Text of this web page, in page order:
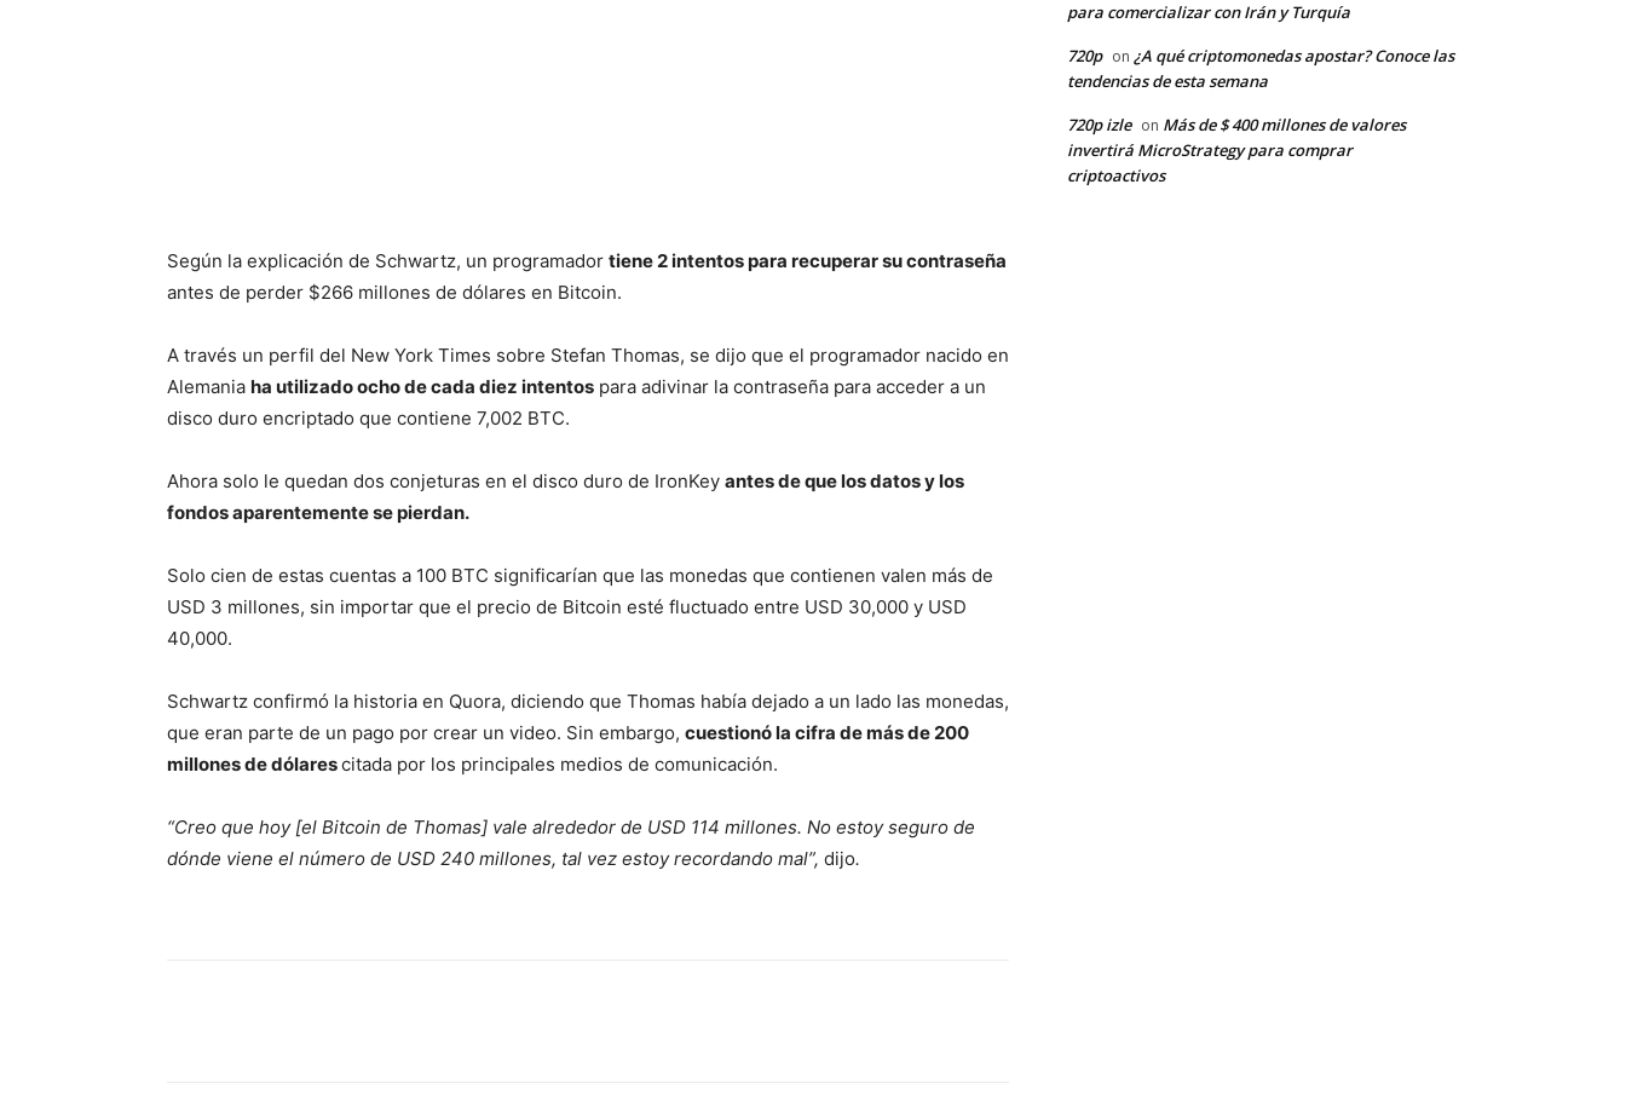
Según la explicación de Schwartz, un programador tiene 2 intentos para recuperar su contraseña
antes de perder $266 millones de dólares en Bitcoin.
A través un perfil del New York Times sobre Stefan Thomas, se dijo que el programador nacido en
Alemania ha utilizado ocho de cada diez intentos para adivinar la contraseña para acceder a un
disco duro encriptado que contiene 7,002 BTC.
Ahora solo le quedan dos conjeturas en el disco duro de IronKey antes de que los datos y los
fondos aparentemente se pierdan.
Solo cien de estas cuentas a 100 BTC significarían que las monedas que contienen valen más de
USD 3 millones, sin importar que el precio de Bitcoin esté fluctuado entre USD 30,000 y USD
40,000.
Schwartz confirmó la historia en Quora, diciendo que Thomas había dejado a un lado las monedas,
que eran parte de un pago por crear un video. Sin embargo, cuestionó la cifra de más de 200
millones de dólarescitada por los principales medios de comunicación.
“Creo que hoy [el Bitcoin de Thomas] vale alrededor de USD 114 millones. No estoy seguro de
dónde viene el número de USD 240 millones, tal vez estoy recordando mal”, dijo.
para comercializar con Irán y Turquía
720p on ¿A qué criptomonedas apostar? Conoce las
tendencias de esta semana
720p izle on Más de $ 400 millones de valores
invertirá MicroStrategy para comprar
criptoactivos